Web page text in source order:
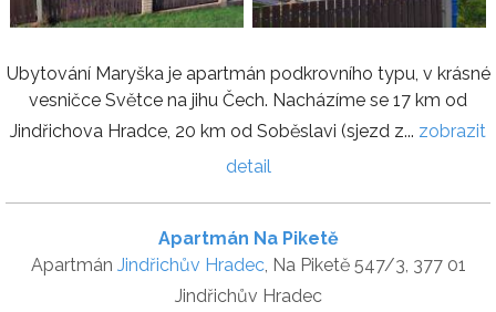
Ubytování Maryška je apartmán podkrovního typu, v krásné
vesničce Světce na jihu Čech. Nacházíme se 17 km od
Jindřichova Hradce, 20 km od Soběslavi (sjezd z... zobrazit
detail
Apartmán Na Piketě
Apartmán Jindřichův Hradec, Na Piketě 547/3, 377 01
Jindřichův Hradec